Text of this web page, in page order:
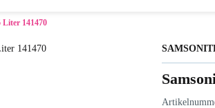
Liter 141470